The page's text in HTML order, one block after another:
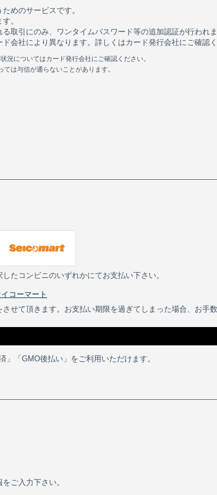
めのサービスです。
。
取引にのみ、ワンタイムパスワード等の追加認証が行われま
会社により異なります。詳しくはカード発行会社にご確認く
についてはカード発行会社にご確認ください。
は与信が通らないことがあります。
たコンビニのいずれかにてお支払い下さい。
イコーマート
せて頂きます。お支払い期限を過ぎてしまった場合、お手
「GMO後払い」をご利用いただけます。
ご入力下さい。